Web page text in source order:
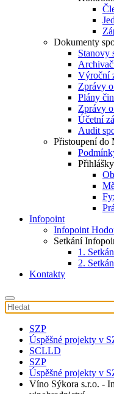
Dokumenty
Stanovy
Výroční
Zprávy
Plány
Zprávy
Účetní
Audit
Přistoupení do
Infopoint
Infopoint
Setkání
1.
2.
Kontakty
SZP
Úspěšné projekty v
SCLLD
SZP
Úspěšné projekty v
Víno Sýkora s.r.o. -